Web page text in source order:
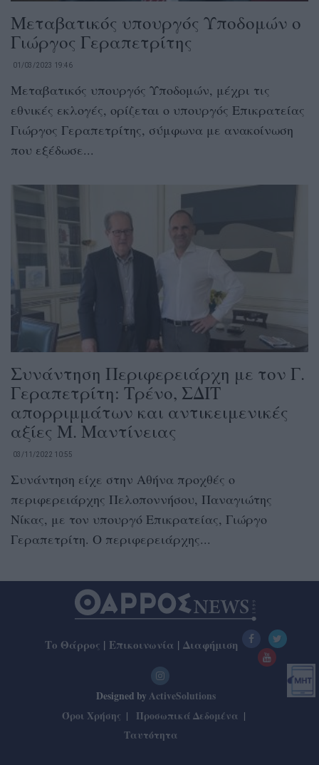
Μεταβατικός υπουργός Υποδομών ο
Γιώργος Γεραπετρίτης
01/03/2023 19:46
Μεταβατικός υπουργός Υποδομών, μέχρι τις
εθνικές εκλογές, ορίζεται ο υπουργός Επικρατείας
Γιώργος Γεραπετρίτης, σύμφωνα με ανακοίνωση
που εξέδωσε...
Συνάντηση Περιφερειάρχη με τον Γ.
Γεραπετρίτη: Τρένο, ΣΔΙΤ
απορριμμάτων και αντικειμενικές
αξίες Μ. Μαντίνειας
03/11/2022 10:55
Συνάντηση είχε στην Αθήνα προχθές ο
περιφερειάρχης Πελοποννήσου, Παναγιώτης
Νίκας, με τον υπουργό Επικρατείας, Γιώργο
Γεραπετρίτη. Ο περιφερειάρχης...
Το Θάρρος | Επικοινωνία | Διαφήμιση
Designed by ActiveSolutions
Όροι Χρήσης
Προσωπικά Δεδομένα
Ταυτότητα